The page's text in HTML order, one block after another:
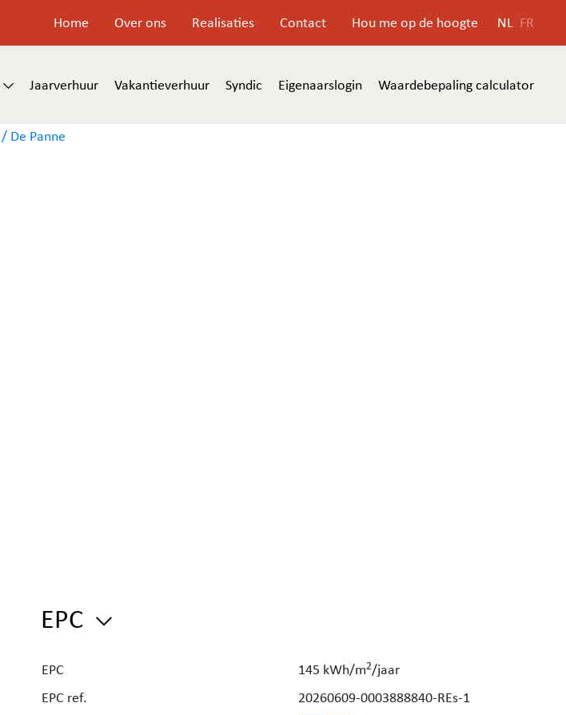
Home Over ons Realisaties Contact Hou me op de hoogte NL FR
Jaarverhuur Vakantieverhuur Syndic Eigenaarslogin Waardebepaling calculator
EPC
EPC 145 kWh/m2/jaar
EPC ref.
20260609-0003888840-REs-1